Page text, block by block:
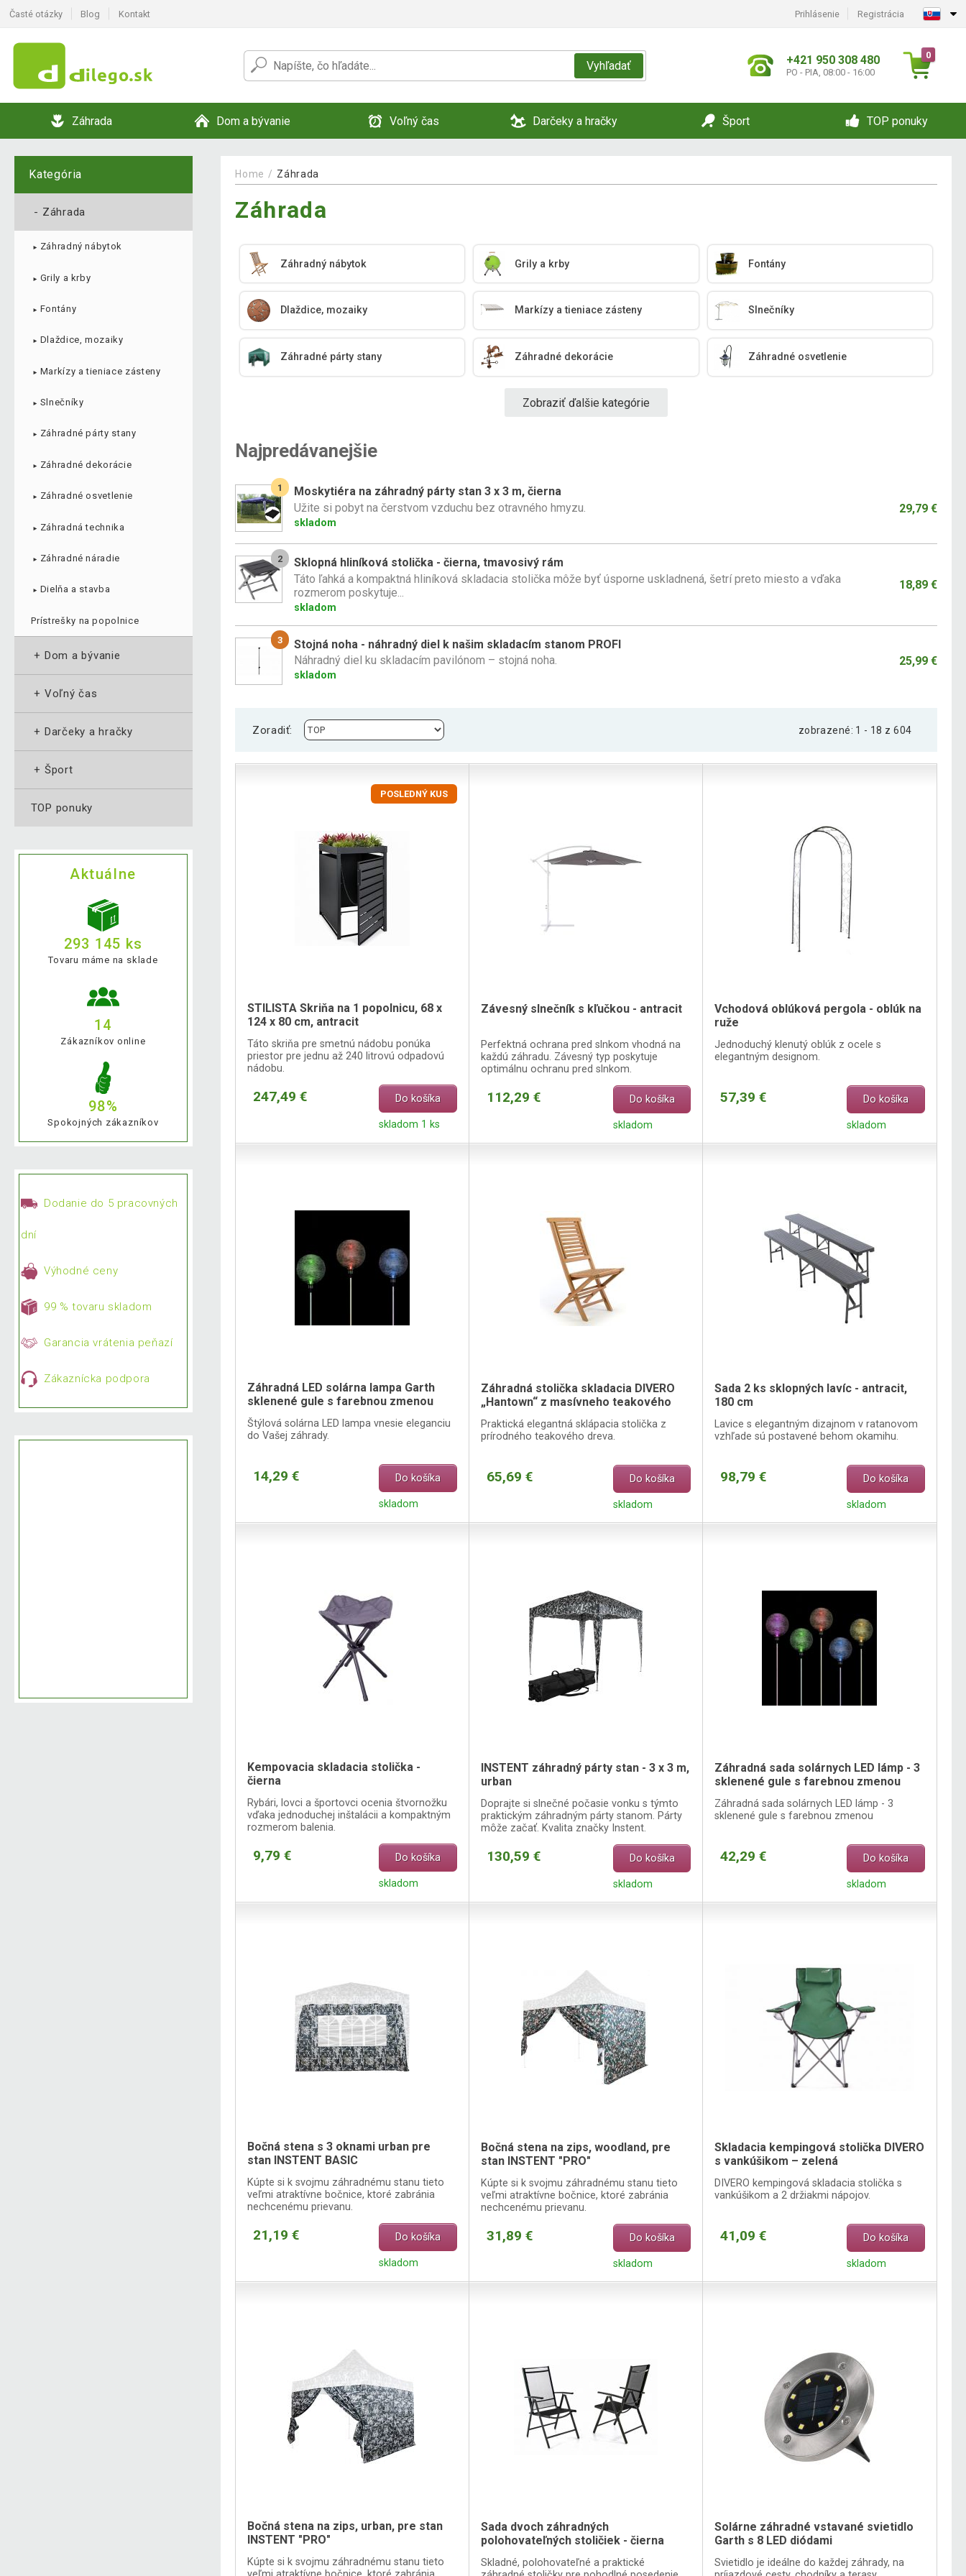
Časté otázky Blog Kontakt Prihlásenie Registrácia
Vyhľadať +421 950 308 480
PO - PIA, 08:00 - 16:00
0
Záhrada Dom a bývanie Voľný čas Darčeky a hračky Šport TOP ponuky
Kategória
- Záhrada
► Záhradný nábytok
► Grily a krby
► Fontány
► Dlaždice, mozaiky
► Markízy a tieniace zásteny
► Slnečníky
► Záhradné párty stany
► Záhradné dekorácie
► Záhradné osvetlenie
► Záhradná technika
► Záhradné náradie
► Dielňa a stavba
Prístrešky na popolnice
+ Dom a bývanie
+ Voľný čas
+ Darčeky a hračky
+ Šport
TOP ponuky
Aktuálne
293 145 ks
Tovaru máme na sklade
14
Zákazníkov online
98%
Spokojných zákazníkov
Dodanie do 5 pracovných
dní
Výhodné ceny
99 % tovaru skladom
Garancia vrátenia peňazí
Zákaznícka podpora
Home Záhrada
Záhrada
Záhradný nábytok Grily a krby Fontány
Dlaždice, mozaiky Markízy a tieniace zásteny Slnečníky
Záhradné párty stany Záhradné dekorácie Záhradné osvetlenie
Zobraziť ďalšie kategórie
Najpredávanejšie
1
Moskytiéra na záhradný párty stan 3 x 3 m, čierna
Užite si pobyt na čerstvom vzduchu bez otravného hmyzu.
skladom
29,79 €
2
Sklopná hliníková stolička - čierna, tmavosivý rám
Táto ľahká a kompaktná hliníková skladacia stolička môže byť úsporne uskladnená, šetrí preto miesto a vďaka
rozmerom poskytuje...
skladom
18,89 €
3
Stojná noha - náhradný diel k našim skladacím stanom PROFI
Náhradný diel ku skladacím pavilónom – stojná noha.
skladom
25,99 €
Zoradiť: zobrazené: 1 - 18 z 604
POSLEDNÝ KUS
STILISTA Skriňa na 1 popolnicu, 68 x
124 x 80 cm, antracit
Táto skriňa pre smetnú nádobu ponúka
priestor pre jednu až 240 litrovú odpadovú
nádobu.
247,49 € Do košíka
skladom 1 ks
Závesný slnečník s kľučkou - antracit
Perfektná ochrana pred slnkom vhodná na
každú záhradu. Závesný typ poskytuje
optimálnu ochranu pred slnkom.
112,29 € Do košíka
skladom
Vchodová oblúková pergola - oblúk na
ruže
Jednoduchý klenutý oblúk z ocele s
elegantným designom.
57,39 € Do košíka
skladom
Záhradná LED solárna lampa Garth
sklenené gule s farebnou zmenou
osvetlenia
Štýlová solárna LED lampa vnesie eleganciu
do Vašej záhrady.
14,29 € Do košíka
skladom
Záhradná stolička skladacia DIVERO
„Hantown“ z masívneho teakového
Praktická elegantná sklápacia stolička z
prírodného teakového dreva.
65,69 € Do košíka
skladom
Sada 2 ks sklopných lavíc - antracit,
180 cm
Lavice s elegantným dizajnom v ratanovom
vzhľade sú postavené behom okamihu.
98,79 € Do košíka
skladom
Kempovacia skladacia stolička -
čierna
Rybári, lovci a športovci ocenia štvornožku
vďaka jednoduchej inštalácii a kompaktným
rozmerom balenia.
9,79 € Do košíka
skladom
INSTENT záhradný párty stan - 3 x 3 m,
urban
Doprajte si slnečné počasie vonku s týmto
praktickým záhradným párty stanom. Párty
môže začať. Kvalita značky Instent.
130,59 € Do košíka
skladom
Záhradná sada solárnych LED lámp - 3
sklenené gule s farebnou zmenou
Záhradná sada solárnych LED lámp - 3
sklenené gule s farebnou zmenou
42,29 € Do košíka
skladom
Bočná stena s 3 oknami urban pre
stan INSTENT BASIC
Kúpte si k svojmu záhradnému stanu tieto
veľmi atraktívne bočnice, ktoré zabránia
nechcenému prievanu.
21,19 € Do košíka
skladom
Bočná stena na zips, woodland, pre
stan INSTENT "PRO"
Kúpte si k svojmu záhradnému stanu tieto
veľmi atraktívne bočnice, ktoré zabránia
nechcenému prievanu.
31,89 € Do košíka
skladom
Skladacia kempingová stolička DIVERO
s vankúšikom – zelená
DIVERO kempingová skladacia stolička s
vankúšikom a 2 držiakmi nápojov.
41,09 € Do košíka
skladom
Bočná stena na zips, urban, pre stan
INSTENT "PRO"
Kúpte si k svojmu záhradnému stanu tieto
Sada dvoch záhradných
polohovateľných stoličiek - čierna
Skladné, polohovateľné a praktické
Solárne záhradné vstavané svietidlo
Garth s 8 LED diódami
Svietidlo je ideálne do každej záhrady, na